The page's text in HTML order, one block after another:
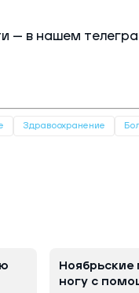
— в нашем
Здравоохранение
Ноябрьские
ногу с